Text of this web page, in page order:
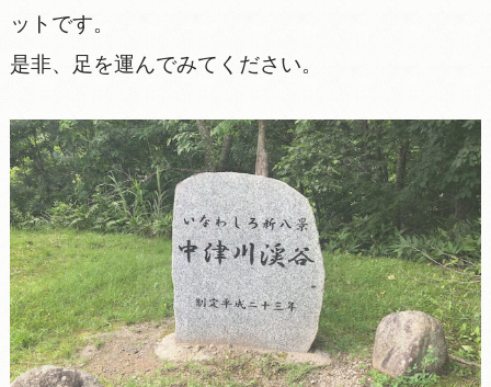
ットです。
是非、足を運んでみてください。